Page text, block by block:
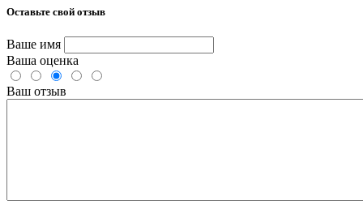
Оставьте свой отзыв
Ваше имя
Ваша оценка
Ваш отзыв